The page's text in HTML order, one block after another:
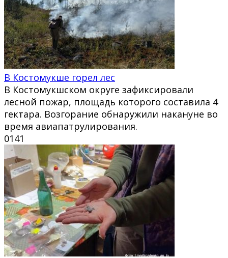
В Костомукше горел лес
В Костомукшском округе зафиксировали
лесной пожар, площадь которого составила 4
гектара. Возгорание обнаружили накануне во
время авиапатрулирования.
0141